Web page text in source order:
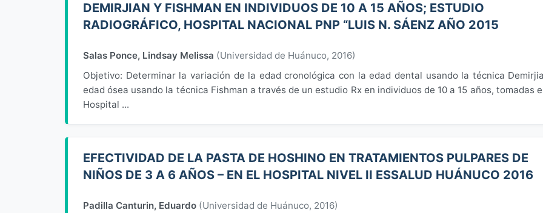
DEMIRJIAN Y FISHMAN EN INDIVIDUOS DE 10 A 15 AÑOS; ESTUDIO
RADIOGRÁFICO, HOSPITAL NACIONAL PNP “LUIS N. SÁENZ AÑO 2015
Salas Ponce, Lindsay Melissa (Universidad de Huánuco, 2016)
Objetivo: Determinar la variación de la edad cronológica con la edad dental usando la técnica
edad ósea usando la técnica Fishman a través de un estudio Rx en individuos de 10 a 15 años, tomadas
Hospital ...
EFECTIVIDAD DE LA PASTA DE HOSHINO EN TRATAMIENTOS PULPARES DE
NIÑOS DE 3 A 6 AÑOS – EN EL HOSPITAL NIVEL II ESSALUD HUÁNUCO 2016
Padilla Canturin, Eduardo (Universidad de Huánuco, 2016)